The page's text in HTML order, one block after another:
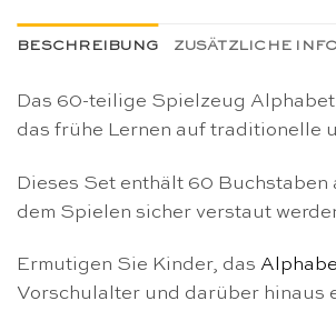
BESCHREIBUNG ZUSÄTZLICHE
Das 60-teilige Spielzeug
das frühe Lernen auf traditionelle
Dieses Set enthält 60
dem Spielen sicher verstaut
Ermutigen Sie Kinder, das
Vorschulalter und darüber hinaus